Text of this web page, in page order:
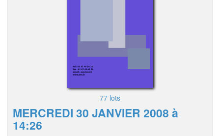
77 lots
MERCREDI 30 JANVIER 2008 à
14:26